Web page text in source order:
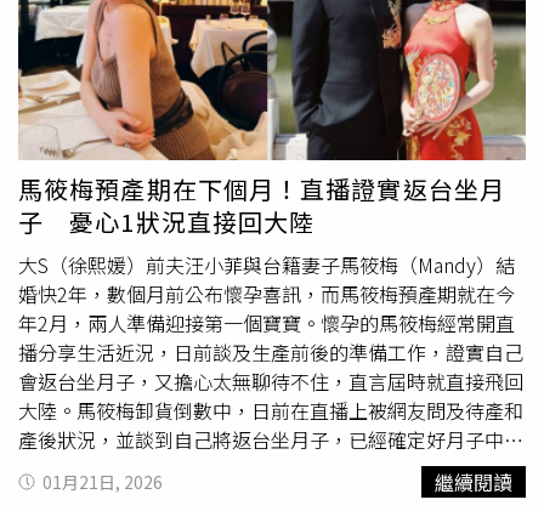
無法運作。 案經16日後台中市府終於順利拆彈，控制住相
關疫情，解除禁運禁宰令，不過台中市農業局局長張敬昌與
環保局局長陳宏益也因未恪守中央防疫指引，遭到免職。
27歲張文2025年12月19日於北捷台北車站與捷運中山站前
拋擲煙霧彈，隨機殺人，造成4死11傷。（圖／翻攝畫面）
十、2025年12月19日：張文北捷隨機攻擊釀4死11傷2025
年12月19日上午，北市中山區多處傳出遭人縱火事故、下
午中正區南陽街先是發生火警事故，未料北捷台北車站M8
出口也傳出遭人投擲煙霧彈事故，造成1人嗆傷1人當場無生
命跡象。其中57歲的余家昶見張文丟擲煙霧彈，上前試圖阻
止，未料卻導致張文事先準備好的汽油彈誤燃，遭張文持利
刃刺傷，緊急送醫後仍不幸不治。 警方獲報後，第一時機
也鎖定戴著防毒面具的27歲張文涉有重嫌，卻礙於張文早已
事先多次勘驗，多次變換作案代步工具，甚至以徒步方式進
行，加重追緝難度。 同日晚間6時許，北市中正第一分局正
緊急調閱監視器畫面逮人時，張文卻步行從中山地下街返回
其位在大同千慧旅館的其中一據點，回旅店「補給」後，再
子，及未婚生子的人身攻擊，但卻無法提出「舉證」，依民
事訴訟法第277條規定：「當事人主張有利於己之事實者，
就其事實有舉證之責任。」故對手已涉及刑法第310條《誹
謗罪》：「意圖散布於眾，而指摘或傳述足以毀損他人名譽
之事者，為誹謗罪，處一年以下有期徒刑、拘役或一萬五千
元以下罰金。」黃守仕提到，陳語倢在直播中強調，不抹
黑、不造謠，卻影射自己四處散播「陳語倢要派人選里
長。」子虛烏有之耳語，讓守仕為了釋疑，而疲於奔命！里
長為經營在地，重要根基，守仕絕不能讓這些不實謠言，影
響里長友善民眾黨的心。造假訊息，接連不斷，惡意攻擊，
接踵而來！其團隊更在社群媒體，不斷批評抹黑自己。另
外，line還有「反守仕社群」，至於是誰成立，頗耐人尋
味。黃守仕表示，為黨內團結，自己深知相忍為黨，但面對
含沙射影，不明抹黑，自己已忍無可忍，身心俱疲，萌生退
意，故決定退出民眾黨汐止金山萬里選區市議員黨內初選。
對此，陳語倢表示，自己的直播內容沒指名道姓，黃這樣寫
讓她感到遺憾，刻意讓民進黨等對手做文章，傷害民眾黨聲
馬筱梅預產期在下個月！直播證實返台坐月
子 憂心1狀況直接回大陸
大S（徐熙媛）前夫汪小菲與台籍妻子馬筱梅（Mandy）結
婚快2年，數個月前公布懷孕喜訊，而馬筱梅預產期就在今
年2月，兩人準備迎接第一個寶寶。懷孕的馬筱梅經常開直
播分享生活近況，日前談及生產前後的準備工作，證實自己
會返台坐月子，又擔心太無聊待不住，直言屆時就直接飛回
大陸。馬筱梅卸貨倒數中，日前在直播上被網友問及待產和
產後狀況，並談到自己將返台坐月子，已經確定好月子中
心；有人好奇汪小菲是否會陪伴在側，馬筱梅也坦言，汪小
菲常常要出差，沒辦法長時間陪她，當然也不可能一直出現
01月21日, 2026 繼續閱讀